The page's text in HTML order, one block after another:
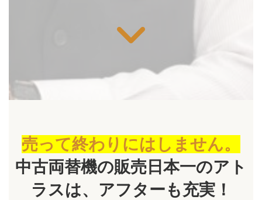
売って終わりにはしません。
中古両替機の販売日本一のアト
ラスは、アフターも充実！